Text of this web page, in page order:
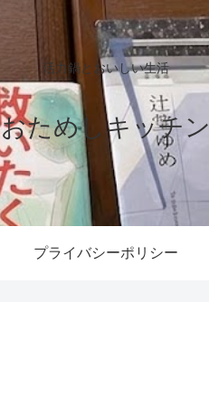
活力鍋とおいしい生活
おためしキッチン
プライバシーポリシー